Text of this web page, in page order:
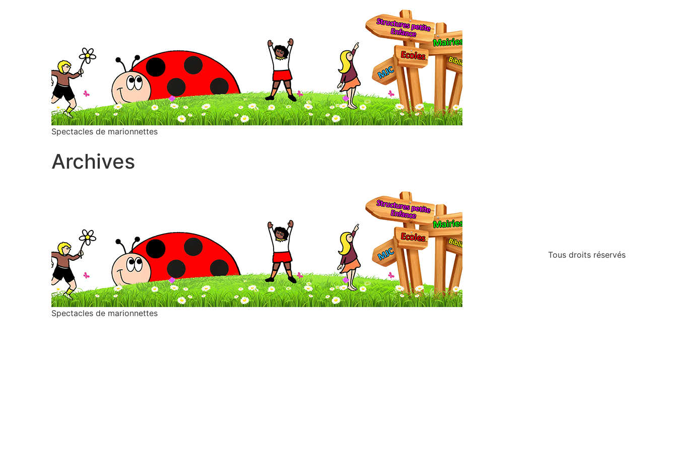
Spectacles de marionnettes
Archives
Spectacles de marionnettes
Tous droits réservés